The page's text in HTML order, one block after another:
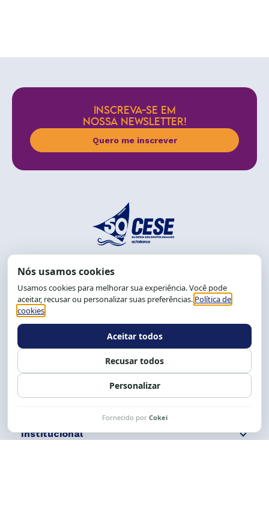
INSCREVA-SE EM
NOSSA NEWSLETTER!
Quero me inscrever
End.: R. da Graça, 150. Graça
CEP: 40.150-055
Salvador-BA, Brasil.
Tel.: (71) 2104-5457, Cel.: (71) 9 9239-2104 ou 2105
Expediente: 8h às 12h e 13 às 17h.
Siga nossas redes Fale conosco
Institucional